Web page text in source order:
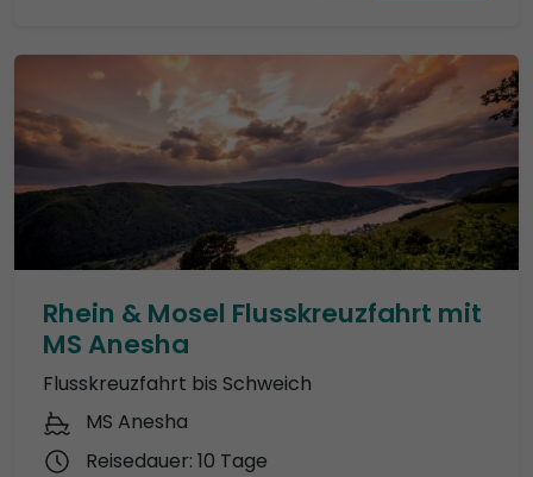
Rhein & Mosel Flusskreuzfahrt mit
MS Anesha
Flusskreuzfahrt bis Schweich
MS Anesha
Reisedauer: 10 Tage